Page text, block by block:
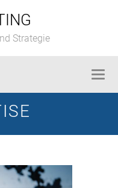
Strategie